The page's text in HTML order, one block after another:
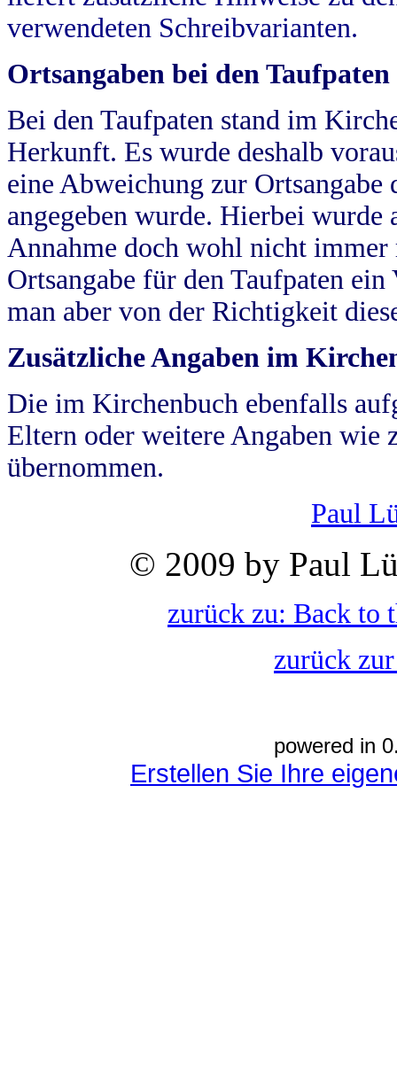
verwendeten Schreibvarianten.
Ortsangaben bei den Taufpaten
Bei den Taufpaten stand im
Herkunft. Es wurde deshalb
eine Abweichung zur
angegeben wurde. Hierbei wurde
Annahme doch wohl nicht
Ortsangabe für den Taufpaten
man aber von der Richtigkeit
Zusätzliche Angaben im
Die im Kirchenbuch ebenfalls
Eltern oder weitere Angaben wie
übernommen.
Paul
© 2009 by Paul
zurück zu: Back to
zurück
powered in
Erstellen Sie Ihre